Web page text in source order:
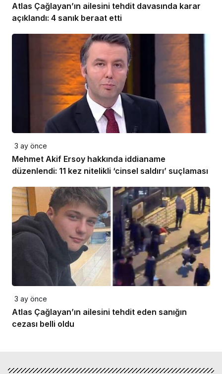
Atlas Çağlayan’ın ailesini tehdit davasında karar
açıklandı: 4 sanık beraat etti
3 ay önce
Mehmet Akif Ersoy hakkında iddianame
düzenlendi: 11 kez nitelikli ‘cinsel saldırı’ suçlaması
3 ay önce
Atlas Çağlayan’ın ailesini tehdit eden sanığın
cezası belli oldu